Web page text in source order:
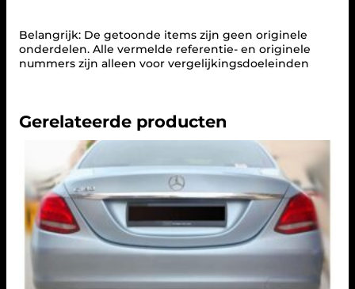
t
u
k
(
O
M
Belangrijk: De getoonde items zijn geen originele
onderdelen. Alle vermelde referentie- en originele
nummers zijn alleen voor vergelijkingsdoeleinden
Gerelateerde producten